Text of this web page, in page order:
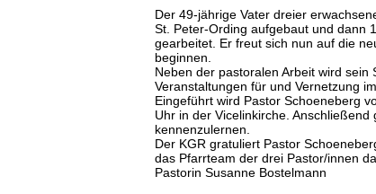
Der 49-jährige Vater dreier
St. Peter-Ording aufgebaut und dann
gearbeitet. Er freut sich nun auf die
beginnen.
Neben der pastoralen Arbeit wird sein
Veranstaltungen für und Vernetzung
Eingeführt wird Pastor Schoeneberg
Uhr in der Vicelinkirche.
kennenzulernen.
Der KGR gratuliert Pastor
das Pfarrteam der drei Pastor/innen
Pastorin Susanne Bostelmann